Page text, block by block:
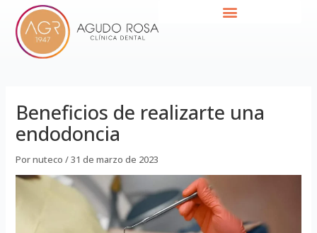
contenido
Beneficios de realizarte una
endodoncia
Pornuteco/31 de marzo de 2023
Navegación
de
entradas